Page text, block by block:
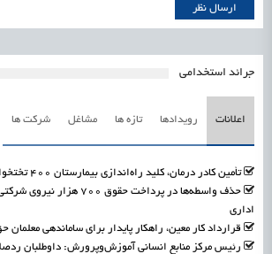
جرائد استخدامی
اعلانات رویدادها تازه ها مشاغل شرکت ها
تأمین کادر درمان، کلید راه‌اندازی بیمارستان ۴۰۰ تختخوابی شهدای اسلامشهر
حذف واسطه‌ها در پرداخت حقوق
اداری
قرارداد کار معین، راهکار پایدار برای ساماندهی معلمان
رئیس مرکز منابع انسانی آموزش‌وپرورش: داوطلبان